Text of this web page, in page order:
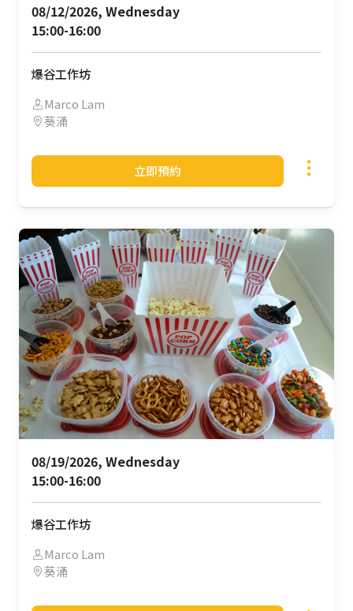
08/12/2026, Wednesday
15:00-16:00
爆谷工作坊
Marco Lam
葵涌
立即預約
08/19/2026, Wednesday
15:00-16:00
爆谷工作坊
Marco Lam
葵涌